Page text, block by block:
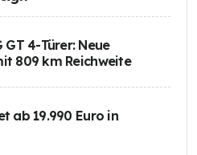
GT 4-Türer: Neue
809 km Reichweite
ab 19.990 Euro in